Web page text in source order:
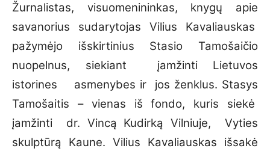
Žurnalistas, visuomenininkas, knygų apie
savanorius sudarytojas Vilius Kavaliauskas
pažymėjo išskirtinius Stasio Tamošaičio
nuopelnus, siekiant įamžinti Lietuvos
istorines asmenybes ir jos ženklus. Stasys
Tamošaitis – vienas iš fondo, kuris siekė
įamžinti dr. Vincą Kudirką Vilniuje, Vyties
skulptūrą Kaune. Vilius Kavaliauskas išsakė